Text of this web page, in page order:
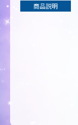
商品説明